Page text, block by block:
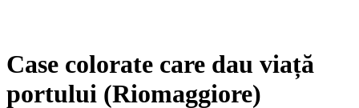
Case colorate care dau viață
portului (Riomaggiore)